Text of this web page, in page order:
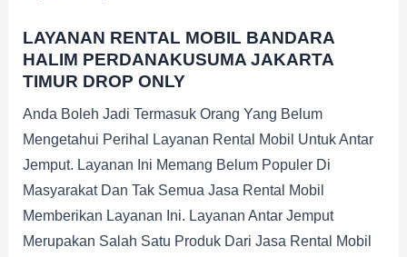
LAYANAN RENTAL MOBIL BANDARA
HALIM PERDANAKUSUMA JAKARTA
TIMUR DROP ONLY
Anda Boleh Jadi Termasuk Orang Yang Belum
Mengetahui Perihal Layanan Rental Mobil Untuk Antar
Jemput. Layanan Ini Memang Belum Populer Di
Masyarakat Dan Tak Semua Jasa Rental Mobil
Memberikan Layanan Ini. Layanan Antar Jemput
Merupakan Salah Satu Produk Dari Jasa Rental Mobil